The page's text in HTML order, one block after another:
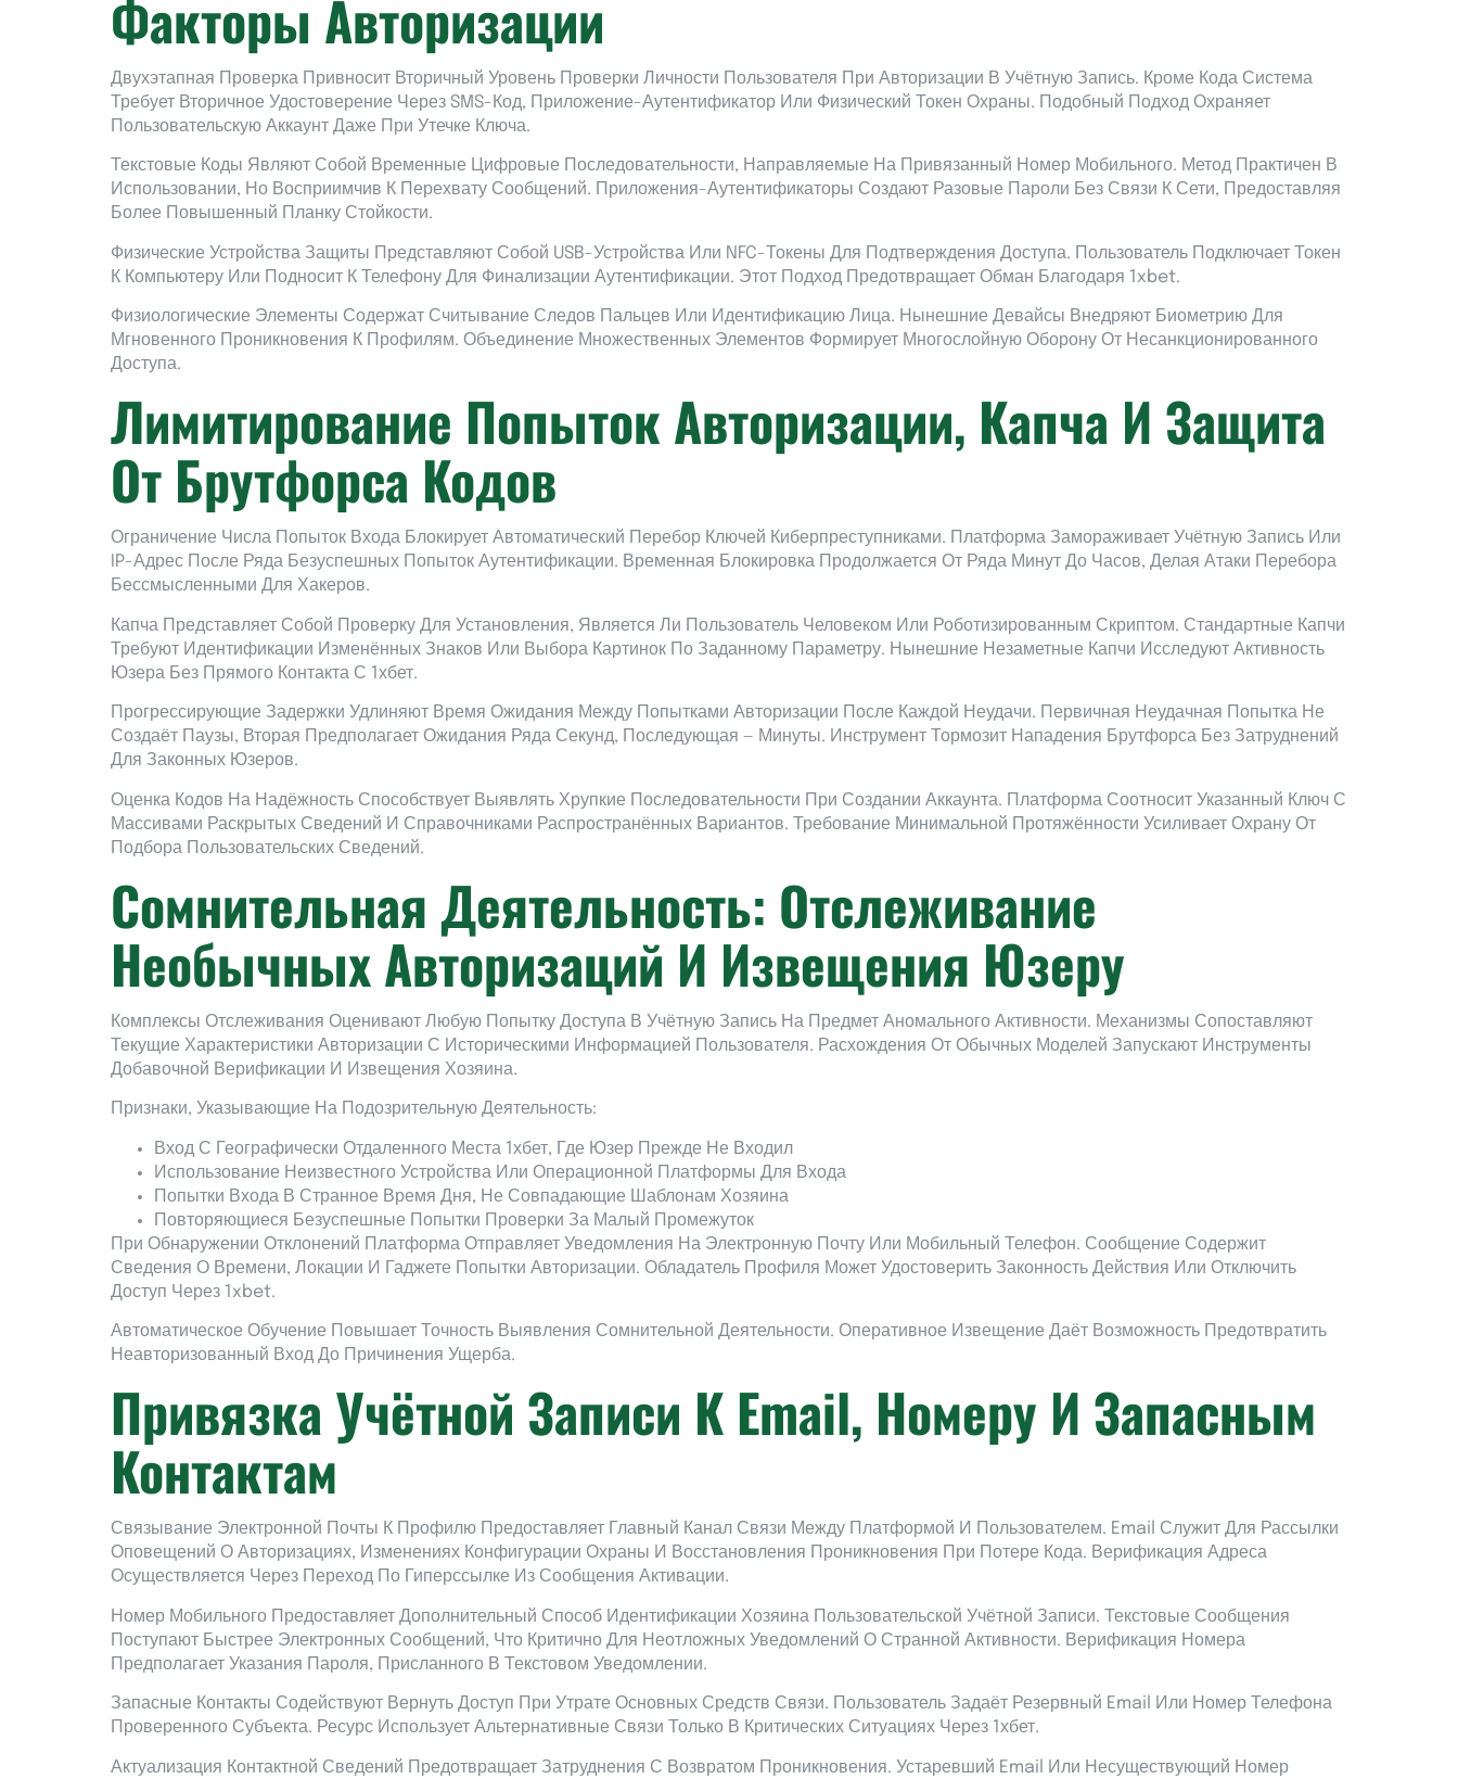
Факторы Авторизации
Двухэтапная Проверка Привносит Вторичный Уровень Проверки Личности Пользователя При Авторизации В Учётную Запись. Кроме Кода Система
Требует Вторичное Удостоверение Через SMS-Код, Приложение-Аутентификатор Или Физический Токен Охраны. Подобный Подход Охраняет
Пользовательскую Аккаунт Даже При Утечке Ключа.
Текстовые Коды Являют Собой Временные Цифровые Последовательности, Направляемые На Привязанный Номер Мобильного. Метод Практичен В
Использовании, Но Восприимчив К Перехвату Сообщений. Приложения-Аутентификаторы Создают Разовые Пароли Без Связи К Сети, Предоставляя
Более Повышенный Планку Стойкости.
Физические Устройства Защиты Представляют Собой USB-Устройства Или NFC-Токены Для Подтверждения Доступа. Пользователь Подключает Токен
К Компьютеру Или Подносит К Телефону Для Финализации Аутентификации. Этот Подход Предотвращает Обман Благодаря 1xbet.
Физиологические Элементы Содержат Считывание Следов Пальцев Или Идентификацию Лица. Нынешние Девайсы Внедряют Биометрию Для
Мгновенного Проникновения К Профилям. Объединение Множественных Элементов Формирует Многослойную Оборону От Несанкционированного
Доступа.
Лимитирование Попыток Авторизации, Капча И Защита
От Брутфорса Кодов
Ограничение Числа Попыток Входа Блокирует Автоматический Перебор Ключей Киберпреступниками. Платформа Замораживает Учётную Запись Или
IP-Адрес После Ряда Безуспешных Попыток Аутентификации. Временная Блокировка Продолжается От Ряда Минут До Часов, Делая Атаки Перебора
Бессмысленными Для Хакеров.
Капча Представляет Собой Проверку Для Установления, Является Ли Пользователь Человеком Или Роботизированным Скриптом. Стандартные Капчи
Требуют Идентификации Изменённых Знаков Или Выбора Картинок По Заданному Параметру. Нынешние Незаметные Капчи Исследуют Активность
Юзера Без Прямого Контакта С 1хбет.
Прогрессирующие Задержки Удлиняют Время Ожидания Между Попытками Авторизации После Каждой Неудачи. Первичная Неудачная Попытка Не
Создаёт Паузы, Вторая Предполагает Ожидания Ряда Секунд, Последующая — Минуты. Инструмент Тормозит Нападения Брутфорса Без Затруднений
Для Законных Юзеров.
Оценка Кодов На Надёжность Способствует Выявлять Хрупкие Последовательности При Создании Аккаунта. Платформа Соотносит Указанный Ключ С
Массивами Раскрытых Сведений И Справочниками Распространённых Вариантов. Требование Минимальной Протяжённости Усиливает Охрану От
Подбора Пользовательских Сведений.
Сомнительная Деятельность: Отслеживание
Необычных Авторизаций И Извещения Юзеру
Комплексы Отслеживания Оценивают Любую Попытку Доступа В Учётную Запись На Предмет Аномального Активности. Механизмы Сопоставляют
Текущие Характеристики Авторизации С Историческими Информацией Пользователя. Расхождения От Обычных Моделей Запускают Инструменты
Добавочной Верификации И Извещения Хозяина.
Признаки, Указывающие На Подозрительную Деятельность:
Вход С Географически Отдаленного Места 1хбет, Где Юзер Прежде Не Входил
Использование Неизвестного Устройства Или Операционной Платформы Для Входа
Попытки Входа В Странное Время Дня, Не Совпадающие Шаблонам Хозяина
Повторяющиеся Безуспешные Попытки Проверки За Малый Промежуток
При Обнаружении Отклонений Платформа Отправляет Уведомления На Электронную Почту Или Мобильный Телефон. Сообщение Содержит
Сведения О Времени, Локации И Гаджете Попытки Авторизации. Обладатель Профиля Может Удостоверить Законность Действия Или Отключить
Доступ Через 1xbet.
Автоматическое Обучение Повышает Точность Выявления Сомнительной Деятельности. Оперативное Извещение Даёт Возможность Предотвратить
Неавторизованный Вход До Причинения Ущерба.
Привязка Учётной Записи К Email, Номеру И Запасным
Контактам
Связывание Электронной Почты К Профилю Предоставляет Главный Канал Связи Между Платформой И Пользователем. Email Служит Для Рассылки
Оповещений О Авторизациях, Изменениях Конфигурации Охраны И Восстановления Проникновения При Потере Кода. Верификация Адреса
Осуществляется Через Переход По Гиперссылке Из Сообщения Активации.
Номер Мобильного Предоставляет Дополнительный Способ Идентификации Хозяина Пользовательской Учётной Записи. Текстовые Сообщения
Поступают Быстрее Электронных Сообщений, Что Критично Для Неотложных Уведомлений О Странной Активности. Верификация Номера
Предполагает Указания Пароля, Присланного В Текстовом Уведомлении.
Запасные Контакты Содействуют Вернуть Доступ При Утрате Основных Средств Связи. Пользователь Задаёт Резервный Email Или Номер Телефона
Проверенного Субъекта. Ресурс Использует Альтернативные Связи Только В Критических Ситуациях Через 1хбет.
Актуализация Контактной Сведений Предотвращает Затруднения С Возвратом Проникновения. Устаревший Email Или Несуществующий Номер